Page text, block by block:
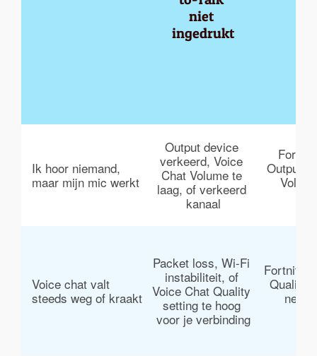
niet
ingedrukt
Ik hoor niemand,
maar mijn mic werkt
Output device
verkeerd, Voice
Chat Volume te
laag, of verkeerd
kanaal
Output
Voice chat valt
steeds weg of kraakt
Packet loss, Wi-Fi
instabiliteit, of
Voice Chat Quality
setting te hoog
voor je verbinding
Fortnite
Quality